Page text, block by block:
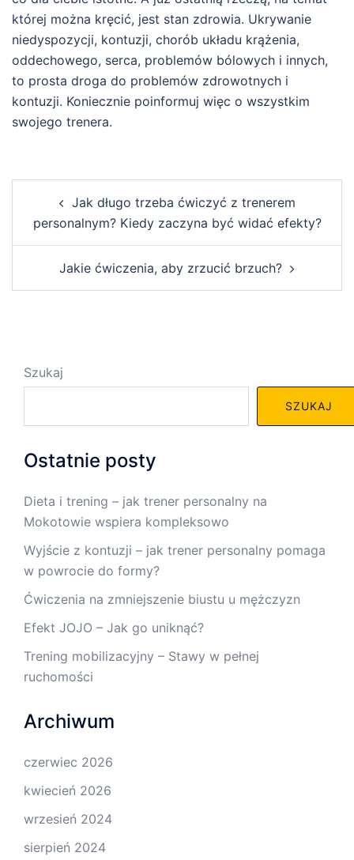
której można kręcić, jest stan zdrowia. Ukrywanie
niedyspozycji, kontuzji, chorób układu krążenia,
oddechowego, serca, problemów bólowych i innych,
to prosta droga do problemów zdrowotnych i
kontuzji. Koniecznie poinformuj więc o wszystkim
swojego trenera.
navigationJak długo trzeba ćwiczyć z trenerem
personalnym? Kiedy zaczyna być widać efekty?
Jakie ćwiczenia, aby zrzucić brzuch?
Szukaj
SZUKAJ
Ostatnie posty
Dieta i trening – jak trener personalny na
Mokotowie wspiera kompleksowo
Wyjście z kontuzji – jak trener personalny pomaga
w powrocie do formy?
Ćwiczenia na zmniejszenie biustu u mężczyzn
Efekt JOJO – Jak go uniknąć?
Trening mobilizacyjny – Stawy w pełnej
ruchomości
Archiwum
czerwiec 2026
kwiecień 2026
wrzesień 2024
sierpień 2024